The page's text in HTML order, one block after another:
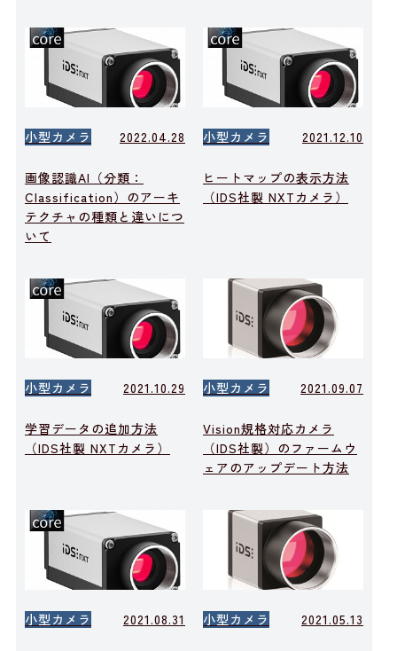
小型カメラ 2022.04.28
画像認識AI（分類：
Classification）のアーキ
テクチャの種類と違いにつ
いて
小型カメラ 2021.12.10
ヒートマップの表示方法
（IDS社製 NXTカメラ）
小型カメラ 2021.10.29
学習データの追加方法
（IDS社製 NXTカメラ）
小型カメラ 2021.09.07
Vision規格対応カメラ
（IDS社製）のファームウ
ェアのアップデート方法
小型カメラ 2021.08.31 小型カメラ 2021.05.13